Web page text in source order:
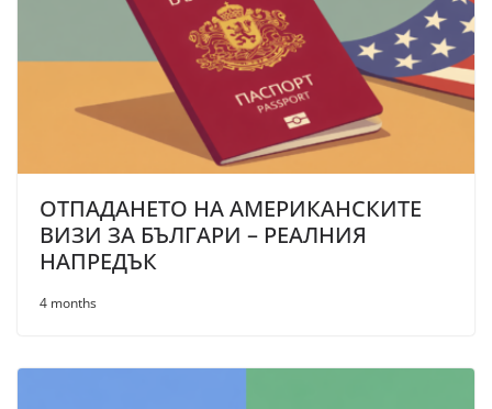
ОТПАДАНЕТО НА АМЕРИКАНСКИТЕ
ВИЗИ ЗА БЪЛГАРИ – РЕАЛНИЯ
НАПРЕДЪК
4 months